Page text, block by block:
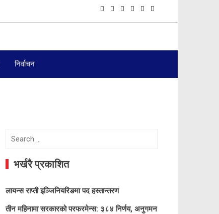
निर्वाचन
Search
भर्खरै प्रकाशित
लायन्स राप्ती इञ्जिनियरिङमा पद हस्तान्तरण
तीन महिनामा सरकारको परफरमेन्स: ३८४ निर्णय, अनुगमन